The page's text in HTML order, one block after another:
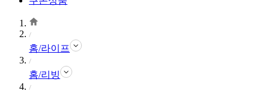
홈/라이프
홈/리빙